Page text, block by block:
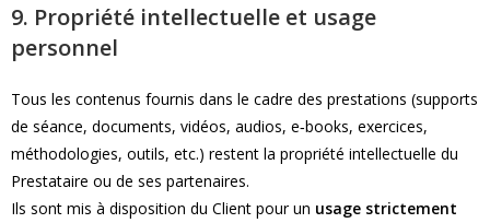
9. Propriété intellectuelle et usage
personnel
Tous les contenus fournis dans le cadre des prestations (supports
de séance, documents, vidéos, audios, e‑books, exercices,
méthodologies, outils, etc.) restent la propriété intellectuelle du
Prestataire ou de ses partenaires.
Ils sont mis à disposition du Client pour un usage strictement